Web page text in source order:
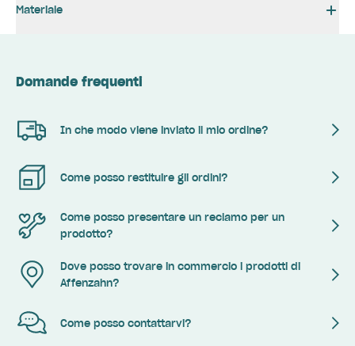
Materiale
Domande frequenti
In che modo viene inviato il mio ordine?
Come posso restituire gli ordini?
Come posso presentare un reclamo per un
prodotto?
Dove posso trovare in commercio i prodotti di
Affenzahn?
Come posso contattarvi?